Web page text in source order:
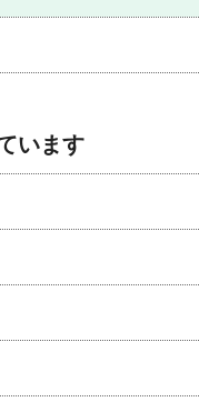
います